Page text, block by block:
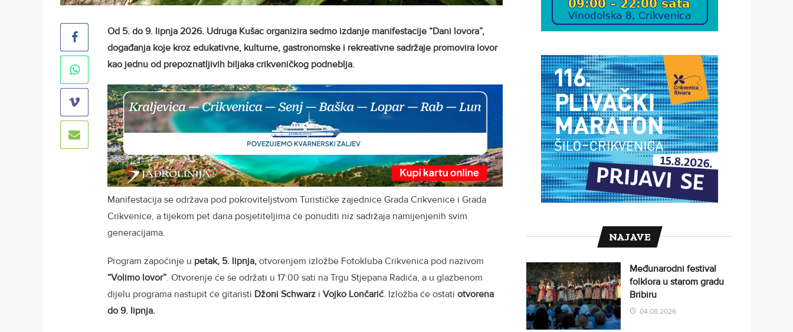
Od 5. do 9. lipnja 2026. Udruga Kušac organizira sedmo izdanje manifestacije “Dani lovora”,
događanja koje kroz edukativne, kulturne, gastronomske i rekreativne sadržaje promovira lovor
kao jednu od prepoznatljivih biljaka crikveničkog podneblja.
Manifestacija se održava pod pokroviteljstvom Turističke zajednice Grada Crikvenice i Grada
Crikvenice, a tijekom pet dana posjetiteljima će ponuditi niz sadržaja namijenjenih svim
generacijama.
Program započinje u petak, 5. lipnja, otvorenjem izložbe Fotokluba Crikvenica pod nazivom
“Volimo lovor”. Otvorenje će se održati u 17:00 sati na Trgu Stjepana Radića, a u glazbenom
dijelu programa nastupit će gitaristi Džoni Schwarz i Vojko Lončarić. Izložba će ostati otvorena
do 9. lipnja.
NAJAVE
Međunarodni festival
folklora u starom gradu
Bribiru
04.08.2026